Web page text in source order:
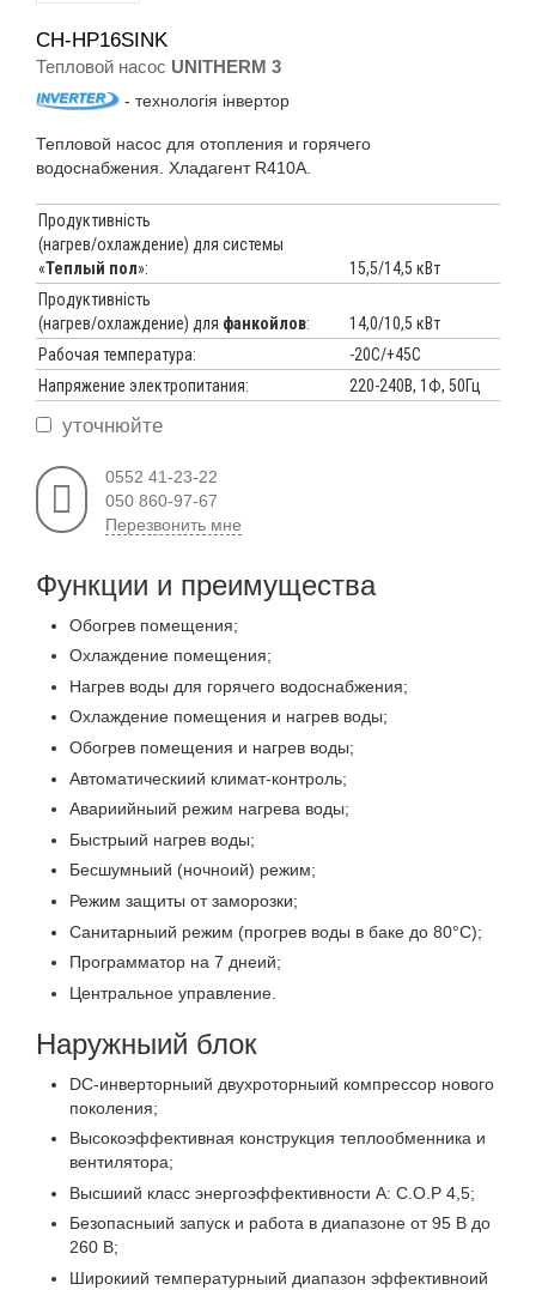
CH-HP16SINK
Тепловой насос UNITHERM 3
- технологія інвертор
Тепловой насос для отопления и горячего
водоснабжения. Хладагент R410A.
Продуктивність
(нагрев/охлаждение) для системы
«Теплый пол»:
15,5/14,5 кВт
Продуктивність
(нагрев/охлаждение) для фанкойлов:
14,0/10,5 кВт
Рабочая температура:
-20С/+45С
Напряжение электропитания:
220-240В, 1Ф, 50Гц
уточнюйте
0552 41-23-22
050 860-97-67
Перезвонить мне
Функции и преимущества
Обогрев помещения;
Охлаждение помещения;
Нагрев воды для горячего водоснабжения;
Охлаждение помещения и нагрев воды;
Обогрев помещения и нагрев воды;
Автоматическиий климат-контроль;
Авариийныий режим нагрева воды;
Быстрыий нагрев воды;
Бесшумныий (ночноий) режим;
Режим защиты от заморозки;
Санитарныий режим (прогрев воды в баке до 80°С);
Программатор на 7 днеий;
Центральное управление.
Наружныий блок
DC-инверторныий двухроторныий компрессор нового
поколения;
Высокоэффективная конструкция теплообменника и
вентилятора;
Высшиий класс энергоэффективности А: C.O.P 4,5;
Безопасныий запуск и работа в диапазоне от 95 В до
260 В;
Широкиий температурныий диапазон эффективноий